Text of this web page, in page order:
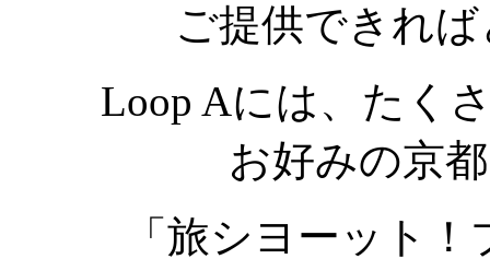
ご提供できれ
Loop Aには、たく
お好みの京
「旅シヨーット